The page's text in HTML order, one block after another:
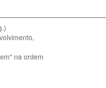
na ordem